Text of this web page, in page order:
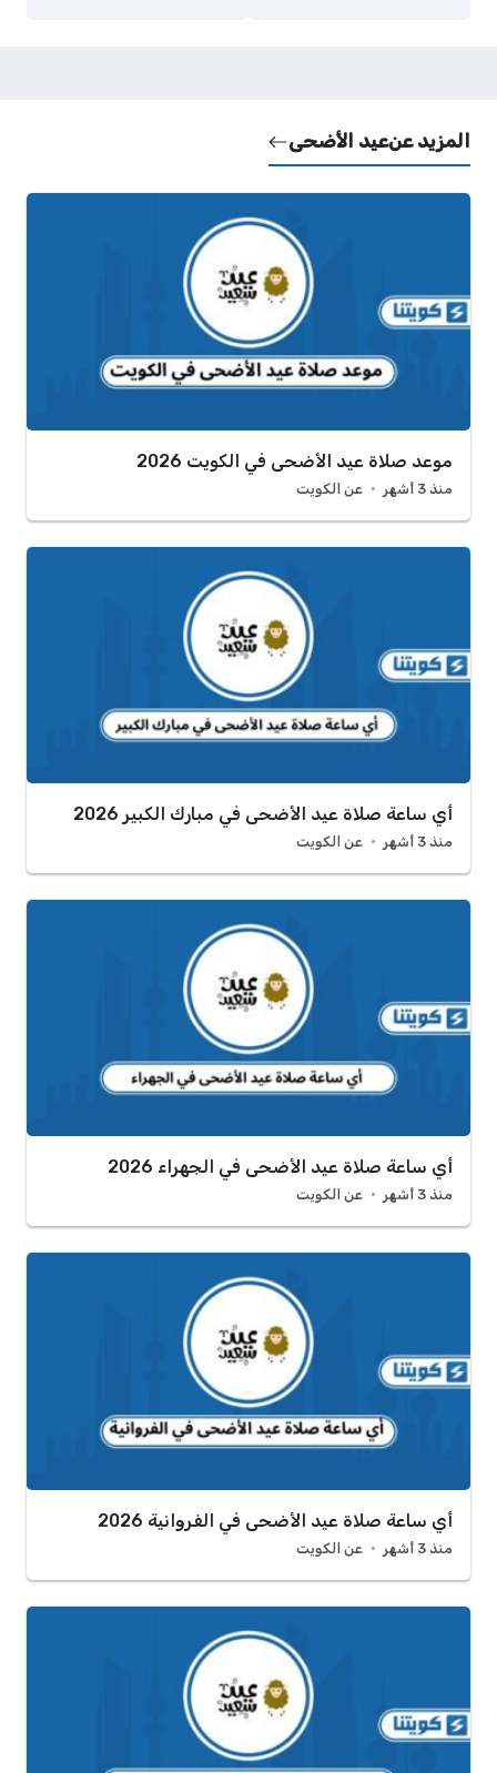
المزيد عنعيد الأضحى
موعد صلاة عيد الأضحى في الكويت 2026
منذ 3 أشهر عن الكويت
أي ساعة صلاة عيد الأضحى في مبارك الكبير 2026
منذ 3 أشهر عن الكويت
أي ساعة صلاة عيد الأضحى في الجهراء 2026
منذ 3 أشهر عن الكويت
أي ساعة صلاة عيد الأضحى في الفروانية 2026
منذ 3 أشهر عن الكويت